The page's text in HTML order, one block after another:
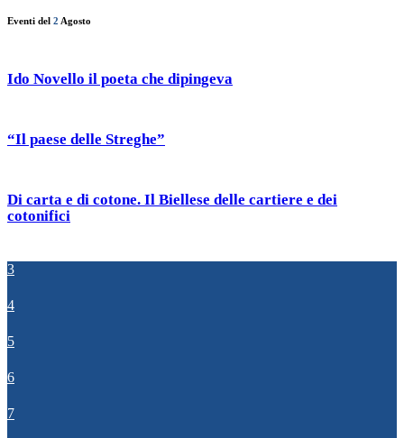
Eventi del 2 Agosto
Ido Novello il poeta che dipingeva
“Il paese delle Streghe”
Di carta e di cotone. Il Biellese delle cartiere e dei
cotonifici
3
4
5
6
7